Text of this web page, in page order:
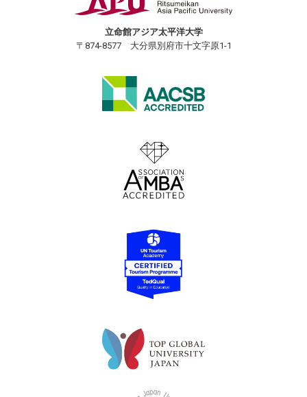
立命館アジア太平洋大学
〒874-8577 大分県別府市十文字原1-1